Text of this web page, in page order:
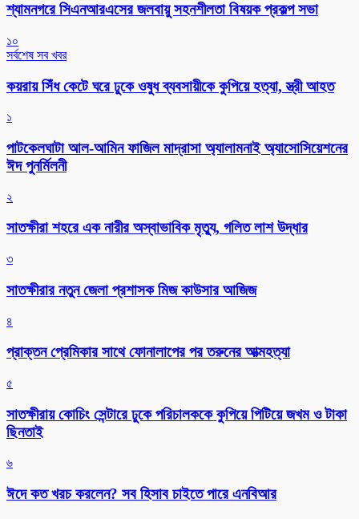
শ্যামনগরে সিএনআরএসের জলবায়ু সহনশীলতা বিষয়ক প্রকল্প সভা
১০
সর্বশেষ সব খবর
কয়রায় সিঁধ কেটে ঘরে ঢুকে ওষুধ ব্যবসায়ীকে কুপিয়ে হত্যা, স্ত্রী আহত
১
পাটকেলঘাটা আল-আমিন ফাজিল মাদ্রাসা অ্যালামনাই অ্যাসোসিয়েশনের
ঈদ পুনর্মিলনী
২
সাতক্ষীরা শহরে এক নারীর অস্বাভাবিক মৃত্যু, গলিত লাশ উদ্ধার
৩
সাতক্ষীরার নতুন জেলা প্রশাসক মিজ কাউসার আজিজ
৪
প্রাক্তন প্রেমিকার সাথে ফোনালাপের পর তরুনের আত্মহত্যা
৫
সাতক্ষীরায় কোচিং সেন্টারে ঢুকে পরিচালককে কুপিয়ে পিটিয়ে জখম ও টাকা
ছিনতাই
৬
ঈদে কত খরচ করলেন? সব হিসাব চাইতে পারে এনবিআর